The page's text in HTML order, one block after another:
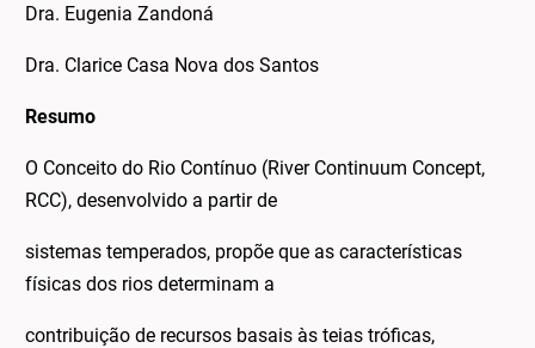
Dra. Eugenia Zandoná
Dra. Clarice Casa Nova dos Santos
Resumo
O Conceito do Rio Contínuo (River Continuum Concept,
RCC), desenvolvido a partir de
sistemas temperados, propõe que as características
físicas dos rios determinam a
contribuição de recursos basais às teias tróficas,